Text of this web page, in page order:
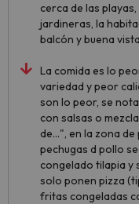
cerca de las
jardineras, la
balcón y buena vista
La comida es lo
variedad y peor
son lo peor, se
con salsas o
de...", en la zona
pechugas d pollo
congelado tilapia y
solo ponen pizza
fritas congeladas